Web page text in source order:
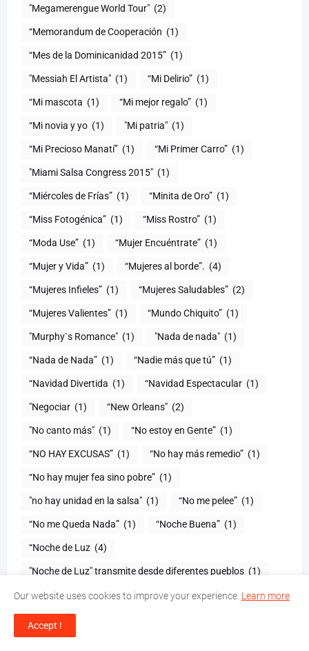
"Megamerengue World Tour" (2)
“Memorandum de Cooperación (1)
“Mes de la Dominicanidad 2015” (1)
"Messiah El Artista" (1) “Mi Delirio” (1)
“Mi mascota (1) “Mi mejor regalo” (1)
“Mi novia y yo (1) "Mi patria" (1)
“Mi Precioso Manatí” (1) “Mi Primer Carro” (1)
"Miami Salsa Congress 2015" (1)
“Miércoles de Frías” (1) “Minita de Oro” (1)
“Miss Fotogénica” (1) “Miss Rostro” (1)
“Moda Use” (1) “Mujer Encuéntrate” (1)
(1) “Mujeres al borde”. (4)
“Mujeres Infieles” (1) “Mujeres Saludables” (2)
“Mujeres Valientes” (1) “Mundo Chiquito” (1)
"Murphy`s Romance" (1) "Nada de nada" (1)
“Nada de Nada” (1) “Nadie más que tú” (1)
“Navidad Divertida (1) “Navidad Espectacular (1)
"Negociar (1) “New Orleans" (2)
"No canto más" (1) “No estoy en Gente” (1)
“NO HAY EXCUSAS” (1) “No hay más remedio” (1)
“No hay mujer fea sino pobre” (1)
"no hay unidad en la salsa" (1) (1)
“No me Queda Nada” (1) “Noche Buena” (1)
“Noche de Luz (4)
"Noche de Luz" transmite desde diferentes pueblos (1)
(1) “Noche Larga (1)
“Noche larga de los Museos
“Nova la Amenaza” de promoción en el país con el
Our website uses cookies to improve your experience. Learn more
Accept !